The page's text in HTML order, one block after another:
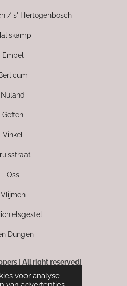
voor analyse-
/ s' Hertogenbosch
Empel
Nuland
Geffen
Vinkel
Oss
Vlijmen
Dungen
| All right reserved|